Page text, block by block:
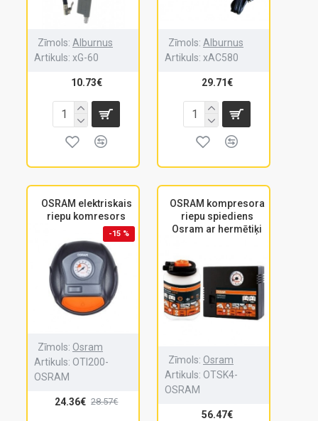
Zīmols: Alburnus
Artikuls: xG-60
10.73€
Zīmols: Alburnus
Artikuls: xAC580
29.71€
OSRAM elektriskais
riepu komresors
-15 %
Zīmols: Osram
Artikuls: OTI200-
OSRAM
24.36€ 28.57€
OSRAM kompresora
riepu spiediens
Osram ar hermētiķi
Zīmols: Osram
Artikuls: OTSK4-
OSRAM
56.47€